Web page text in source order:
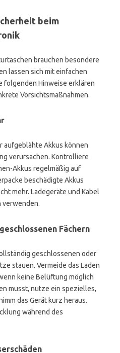
beim
brauchen besondere
lassen sich mit einfachen
folgenden Hinweise erklären
Vorsichtsmaßnahmen.
aufgeblähte Akkus können
verursachen. Kontrolliere
Akkus regelmäßig auf
beschädigte Akkus
mehr. Ladegeräte und Kabel
verwenden.
Fächern
geschlossenen oder
stauen. Vermeide das Laden
keine Belüftung möglich
musst, nutze ein spezielles,
das Gerät kurz heraus.
während des